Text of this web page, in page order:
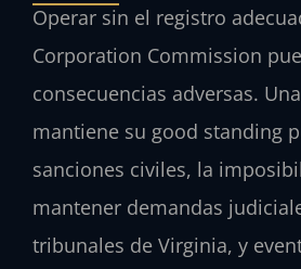
Operar sin el registro
Corporation Commission
consecuencias adversas.
mantiene su good standing
sanciones civiles, la
mantener demandas
tribunales de Virginia, y